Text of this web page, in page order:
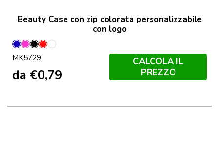
Beauty Case con zip colorata personalizzabile
con logo
BluFucsia
Nero
Rosso
Bege
MK5729
da €0,79
CALCOLA IL
PREZZO